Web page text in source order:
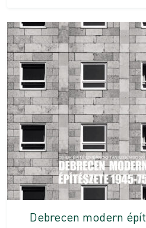
Debrecen modern